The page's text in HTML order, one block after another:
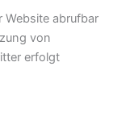
Website abrufbar
von
erfolgt